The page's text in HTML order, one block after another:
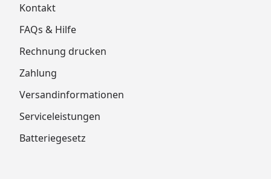
Kontakt
FAQs & Hilfe
Rechnung drucken
Zahlung
Versandinformationen
Serviceleistungen
Batteriegesetz